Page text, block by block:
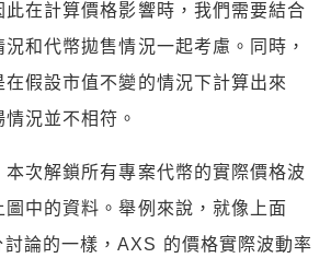
此在計算價格影響時，我們需要結合
和代幣拋售情況一起考慮。同時，
假設市值不變的情況下計算出來
況並不相符。
本次解鎖所有專案代幣的實際價格波
中的資料。舉例來說，就像上面
論的一樣，AXS 的價格實際波動率